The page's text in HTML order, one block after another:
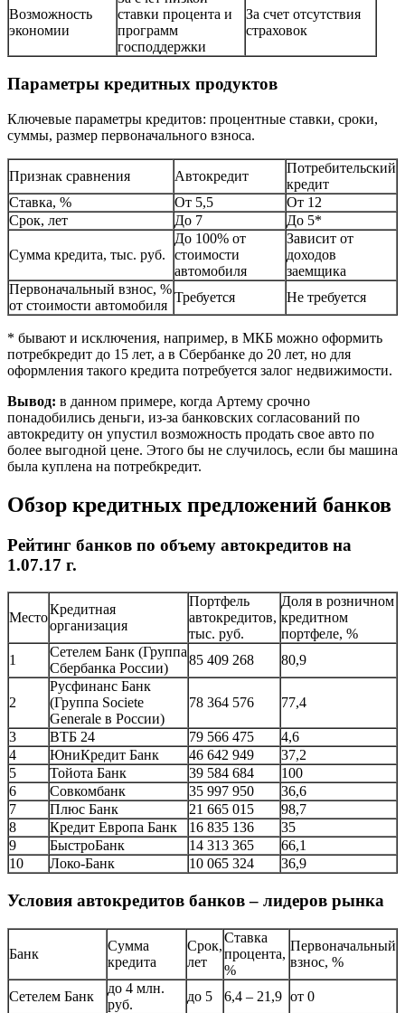
Возможность
экономии
ставки процента и
программ
господдержки
За счет отсутствия
страховок
Параметры кредитных продуктов
Ключевые параметры кредитов: процентные ставки, сроки,
суммы, размер первоначального взноса.
Признак сравнения Автокредит
Потребительский
кредит
Ставка, %
От 5,5
От 12
Срок, лет
До 7 До 5*
Сумма кредита, тыс. руб.
До 100% от
стоимости
автомобиля
Зависит от
доходов
заемщика
Первоначальный взнос, %
от стоимости автомобиля
Требуется Не требуется
* бывают и исключения, например, в МКБ можно оформить
потребкредит до 15 лет, а в Сбербанке до 20 лет, но для
оформления такого кредита потребуется залог недвижимости.
Вывод: в данном примере, когда Артему срочно
понадобились деньги, из-за банковских согласований по
автокредиту он упустил возможность продать свое авто по
более выгодной цене. Этого бы не случилось, если бы машина
была куплена на потребкредит.
Обзор кредитных предложений банков
Рейтинг банков по объему автокредитов на
1.07.17 г.
Место
Кредитная
организация
Портфель
автокредитов,
тыс. руб.
Доля в розничном
кредитном
портфеле, %
1
Сетелем Банк (Группа
Сбербанка России)
85 409 268 80,9
2
Русфинанс Банк
(Группа Societe
Generale в России)
78 364 576 77,4
3 ВТБ 24 79 566 475
4,6
4
ЮниКредит Банк 46 642 949
37,2
5
Тойота Банк 39 584 684
100
6
Совкомбанк 35 997 950
36,6
7
Плюс Банк 21 665 015
98,7
8
Кредит Европа Банк 16 835 136
35
9
БыстроБанк 14 313 365
66,1
10
Локо-Банк 10 065 324 36,9
Условия автокредитов банков – лидеров рынка
Банк
Сумма
кредита
Срок,
лет
Ставка
процента,
%
Первоначальный
взнос, %
Сетелем Банк
до 4 млн.
руб.
до 5 6,4 – 21,9 от 0